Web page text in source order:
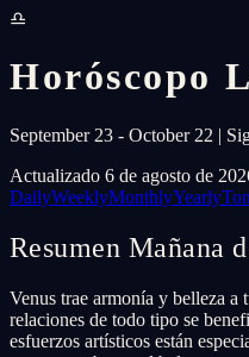
♎
Horóscopo
September 23 - October 22 |
Actualizado 6 de agosto de
DailyWeeklyMonthlyYearly
Resumen Mañana
Venus trae armonía y belleza
relaciones de todo tipo se
esfuerzos artísticos están